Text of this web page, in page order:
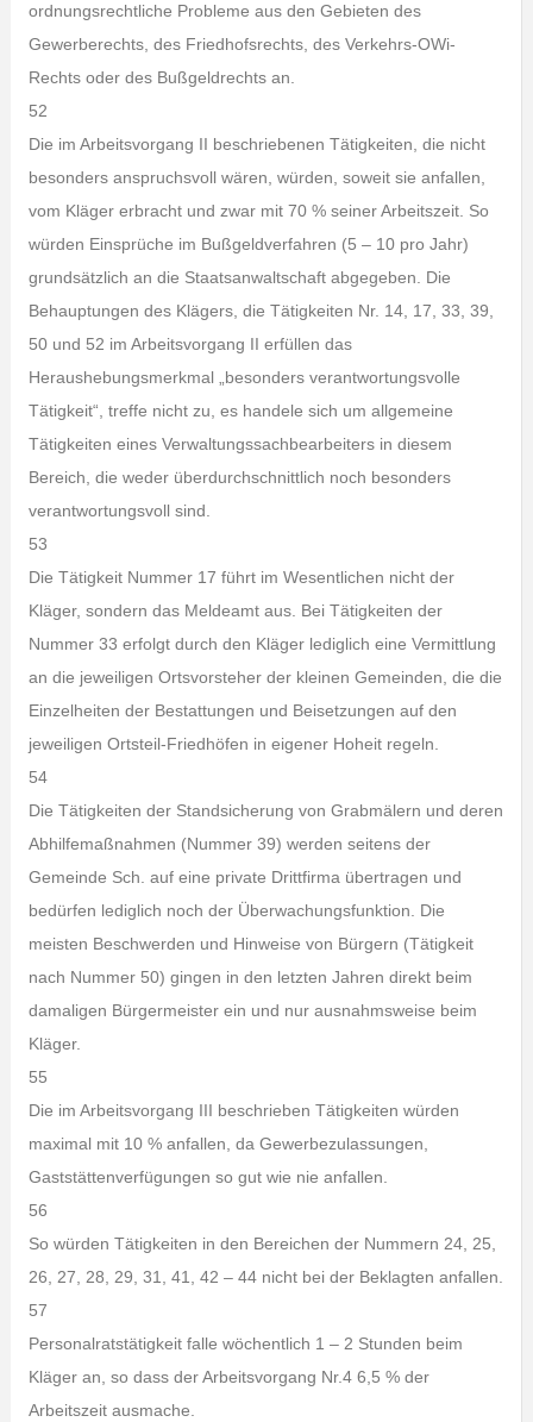
ordnungsrechtliche Probleme aus den Gebieten des
Gewerberechts, des Friedhofsrechts, des Verkehrs-OWi-
Rechts oder des Bußgeldrechts an.
52
Die im Arbeitsvorgang II beschriebenen Tätigkeiten, die nicht
besonders anspruchsvoll wären, würden, soweit sie anfallen,
vom Kläger erbracht und zwar mit 70 % seiner Arbeitszeit. So
würden Einsprüche im Bußgeldverfahren (5 – 10 pro Jahr)
grundsätzlich an die Staatsanwaltschaft abgegeben. Die
Behauptungen des Klägers, die Tätigkeiten Nr. 14, 17, 33, 39,
50 und 52 im Arbeitsvorgang II erfüllen das
Heraushebungsmerkmal „besonders verantwortungsvolle
Tätigkeit“, treffe nicht zu, es handele sich um allgemeine
Tätigkeiten eines Verwaltungssachbearbeiters in diesem
Bereich, die weder überdurchschnittlich noch besonders
verantwortungsvoll sind.
53
Die Tätigkeit Nummer 17 führt im Wesentlichen nicht der
Kläger, sondern das Meldeamt aus. Bei Tätigkeiten der
Nummer 33 erfolgt durch den Kläger lediglich eine Vermittlung
an die jeweiligen Ortsvorsteher der kleinen Gemeinden, die die
Einzelheiten der Bestattungen und Beisetzungen auf den
jeweiligen Ortsteil-Friedhöfen in eigener Hoheit regeln.
54
Die Tätigkeiten der Standsicherung von Grabmälern und deren
Abhilfemaßnahmen (Nummer 39) werden seitens der
Gemeinde Sch. auf eine private Drittfirma übertragen und
bedürfen lediglich noch der Überwachungsfunktion. Die
meisten Beschwerden und Hinweise von Bürgern (Tätigkeit
nach Nummer 50) gingen in den letzten Jahren direkt beim
damaligen Bürgermeister ein und nur ausnahmsweise beim
Kläger.
55
Die im Arbeitsvorgang III beschrieben Tätigkeiten würden
maximal mit 10 % anfallen, da Gewerbezulassungen,
Gaststättenverfügungen so gut wie nie anfallen.
56
So würden Tätigkeiten in den Bereichen der Nummern 24, 25,
26, 27, 28, 29, 31, 41, 42 – 44 nicht bei der Beklagten anfallen.
57
Personalratstätigkeit falle wöchentlich 1 – 2 Stunden beim
Kläger an, so dass der Arbeitsvorgang Nr.4 6,5 % der
Arbeitszeit ausmache.